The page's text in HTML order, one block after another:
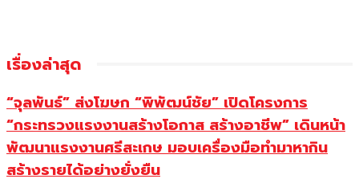
เรื่องล่าสุด
“จุลพันธ์” ส่งโฆษก “พิพัฒน์ชัย” เปิดโครงการ
“กระทรวงแรงงานสร้างโอกาส สร้างอาชีพ” เดินหน้า
พัฒนาแรงงานศรีสะเกษ มอบเครื่องมือทำมาหากิน
สร้างรายได้อย่างยั่งยืน